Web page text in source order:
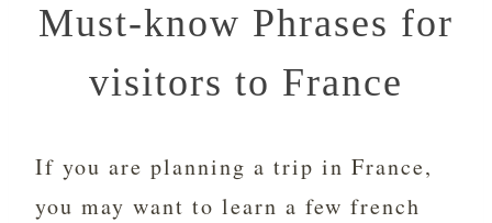
Must-know Phrases for
visitors to France
If you are planning a trip in France,
you may want to learn a few french